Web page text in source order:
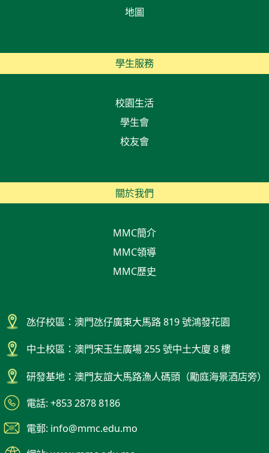
地圖
學生服務
校園生活
學生會
校友會
關於我們
MMC簡介
MMC領導
MMC歷史
氹仔校區：澳門氹仔廣東大馬路 819 號鴻發花園
中土校區：澳門宋玉生廣場 255 號中土大廈 8 樓
研發基地：澳門友誼大馬路漁人碼頭（勵庭海景酒店旁）
電話: +853 2878 8186
電郵: info@mmc.edu.mo